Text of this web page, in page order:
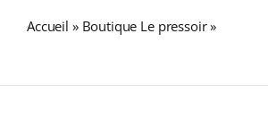
SPIRITUEUX
Accueil » Boutique Le pressoir»